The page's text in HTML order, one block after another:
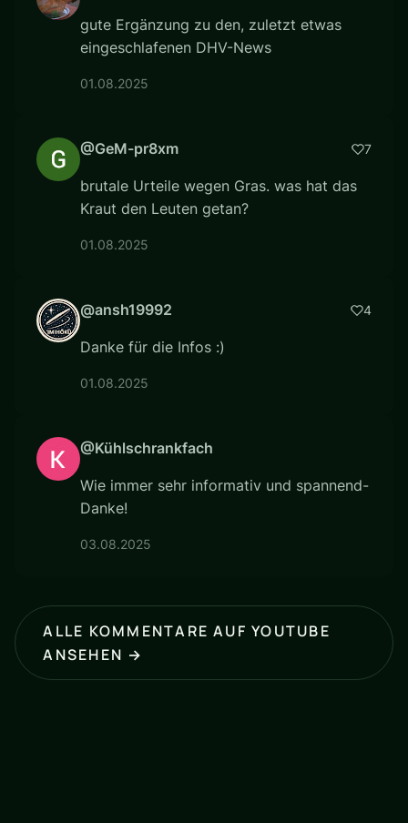
gute Ergänzung zu den, zuletzt etwas
eingeschlafenen DHV-News
01.08.2025
@GeM-pr8xm 7
brutale Urteile wegen Gras. was hat das
Kraut den Leuten getan?
01.08.2025
@ansh19992 4
Danke für die Infos :)
01.08.2025
@Kühlschrankfach
Wie immer sehr informativ und spannend-
Danke!
03.08.2025
ALLE KOMMENTARE AUF YOUTUBE
ANSEHEN →